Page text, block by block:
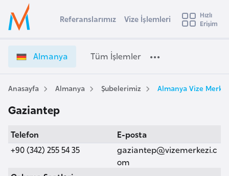
Ülke Seçimi
Başvuru yapmak istediğiniz ülkeyi seçin
Üye
Girişi
l
a
n
V
e
e
t
Referanslarımız Vize İşlemleri
Hızlı
Erişim
Almanya Tüm İşlemler
Anasayfa Almanya Şubelerimiz Almanya Vize
Gaziantep
Telefon
+90 (342) 255 54 35
E-posta
gaziantep@vizemerkezi.c
om
s
t
r
a
v
u